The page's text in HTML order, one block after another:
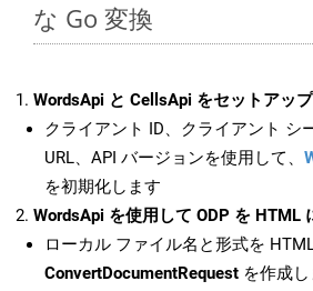
な Go 変換
WordsApi と CellsApi をセットアッ
クライアント ID、クライアント シ
URL、API バージョンを使用して、
を初期化します
WordsApi を使用して ODP を HTML
ローカル ファイル名と形式を
ConvertDocumentRequest を作成し